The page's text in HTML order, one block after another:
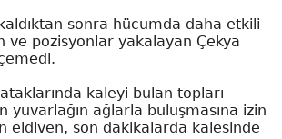
sonra hücumda daha etkili
ve pozisyonlar yakalayan Çekya
kaleyi bulan topları
yuvarlağın ağlarla buluşmasına izin
eldiven, son dakikalarda kalesinde